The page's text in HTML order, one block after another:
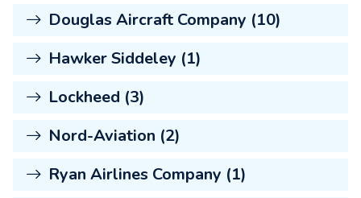
Douglas Aircraft Company (10)
Hawker Siddeley (1)
Lockheed (3)
Nord-Aviation (2)
Ryan Airlines Company (1)